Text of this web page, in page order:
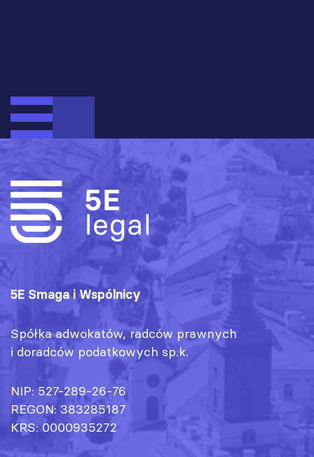
5E Smaga i Wspólnicy
Spółka adwokatów, radców prawnych
i doradców podatkowych sp.k.
NIP: 527-289-26-76
REGON: 383285187
KRS: 0000935272